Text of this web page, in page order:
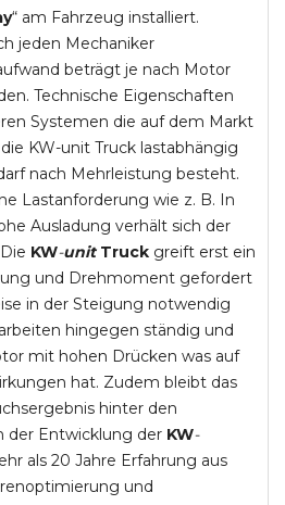
“ am Fahrzeug installiert.
jeden Mechaniker
beträgt je nach Motor
Technische Eigenschaften
Systemen die auf dem Markt
KW-unit Truck lastabhängig
nach Mehrleistung besteht.
Lastanforderung wie z. B. In
Ausladung verhält sich der
KW-unit Truck greift erst ein
und Drehmoment gefordert
in der Steigung notwendig
hingegen ständig und
mit hohen Drücken was auf
hat. Zudem bleibt das
hinter den
der Entwicklung der KW-
als 20 Jahre Erfahrung aus
und